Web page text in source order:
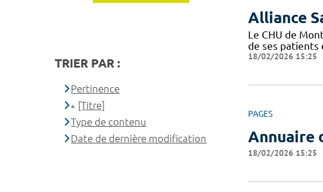
Alliance
Le CHU de
de ses patients
18/02/2026 15:25
PAGES
Annuaire
18/02/2026 15:25
TRIER PAR :
Pertinence
[Titre]
Type de contenu
Date de dernière modification